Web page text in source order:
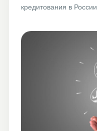
кредитования в России